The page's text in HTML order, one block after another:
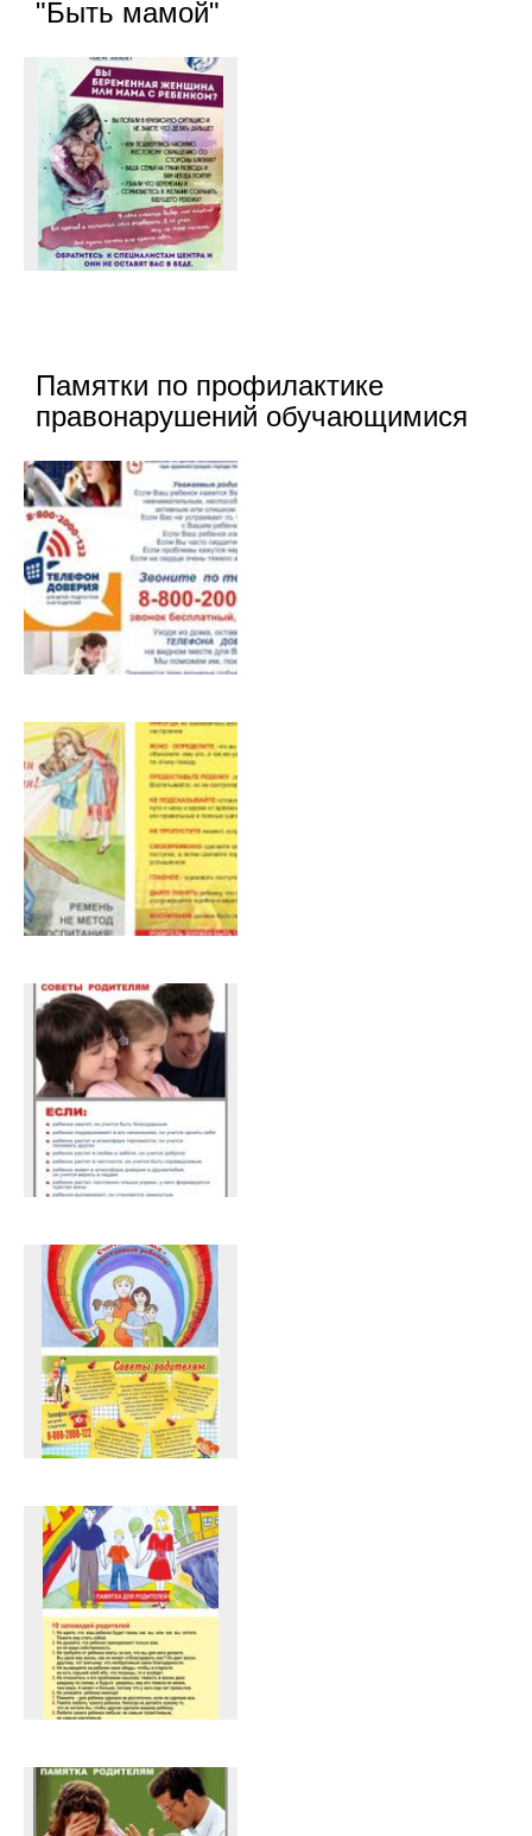
"Быть мамой"
Памятки по профилактике
правонарушений обучающимися